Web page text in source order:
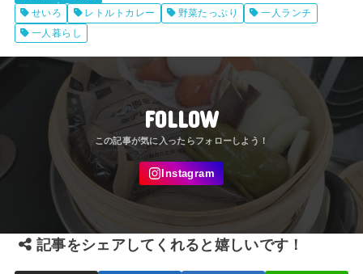
せいろ
レトルトカレー 野菜たっぷり
一人ランチ
一人暮らし
FOLLOW
記事をシェアしてくれると嬉しいです！